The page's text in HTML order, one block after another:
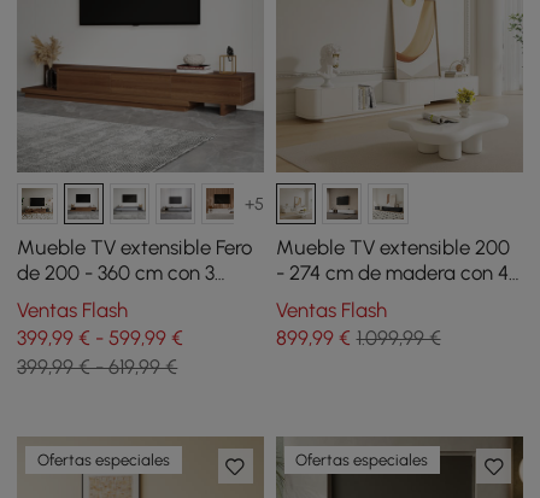
+5
Mueble TV extensible Fero
de 200 - 360 cm con 3
cajones nogal
Ventas Flash
399,99 € - 599,99 €
399,99 € - 619,99 €
Mueble TV extensible 200
- 274 cm de madera con 4
cajones - blanco roto
Ventas Flash
899,99€ 1.099,99 €
Ofertas especiales Ofertas especiales